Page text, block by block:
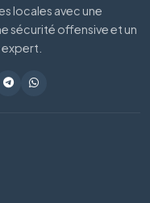
locales avec une
sécurité offensive et un